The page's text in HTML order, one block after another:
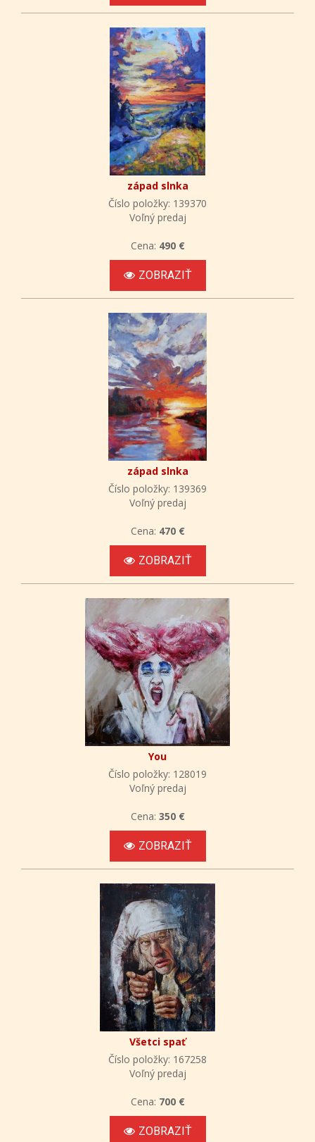
západ slnka
Číslo položky: 139370
Voľný predaj
Cena: 490 €
ZOBRAZIŤ
západ slnka
Číslo položky: 139369
Voľný predaj
Cena: 470 €
ZOBRAZIŤ
You
Číslo položky: 128019
Voľný predaj
Cena: 350 €
ZOBRAZIŤ
Všetci spať
Číslo položky: 167258
Voľný predaj
Cena: 700 €
ZOBRAZIŤ